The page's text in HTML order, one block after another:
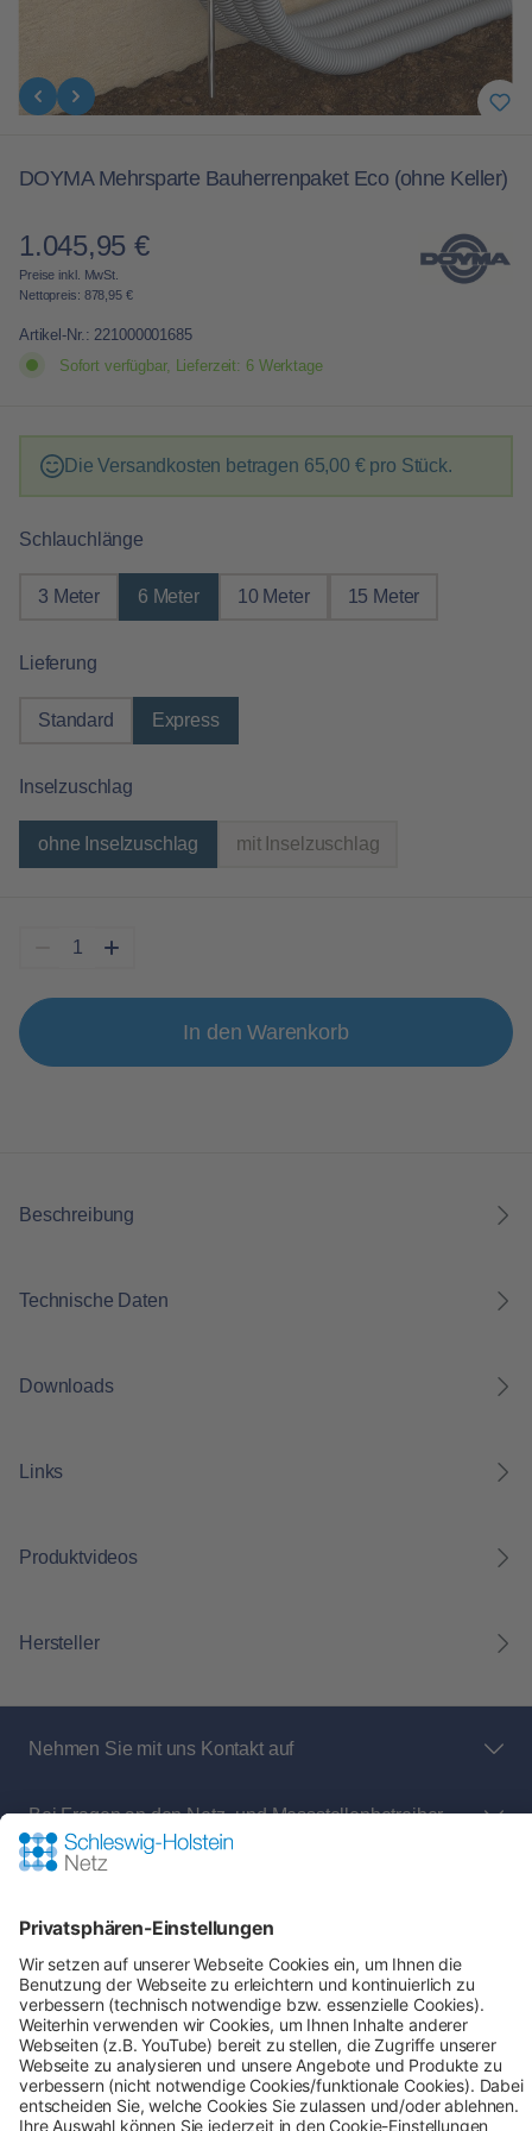
DOYMA Mehrsparte Bauherrenpaket Eco (ohne Keller)
Regulärer Preis:
1.045,95 €
Preise inkl. MwSt.
Nettopreis: 878,95 €
Artikel-Nr.:221000001685
Sofort verfügbar, Lieferzeit: 6 Werktage
Die Versandkosten betragen 65,00 € pro Stück.
Schlauchlängeauswählen
3 Meter 6 Meter 10 Meter 15 Meter
Lieferungauswählen
Standard Express
Inselzuschlagauswählen
ohne Inselzuschlag mit Inselzuschlag
In den Warenkorb
Beschreibung
Technische Daten
Downloads
Links
Produktvideos
Hersteller
Nehmen Sie mit uns Kontakt auf
Bei Fragen an den Netz- und Messstellenbetreiber
rund um:
Zahlung & Versand
AGB Verbraucherinformation
Impressum
Datenschutz
Cookie-Einstellungen